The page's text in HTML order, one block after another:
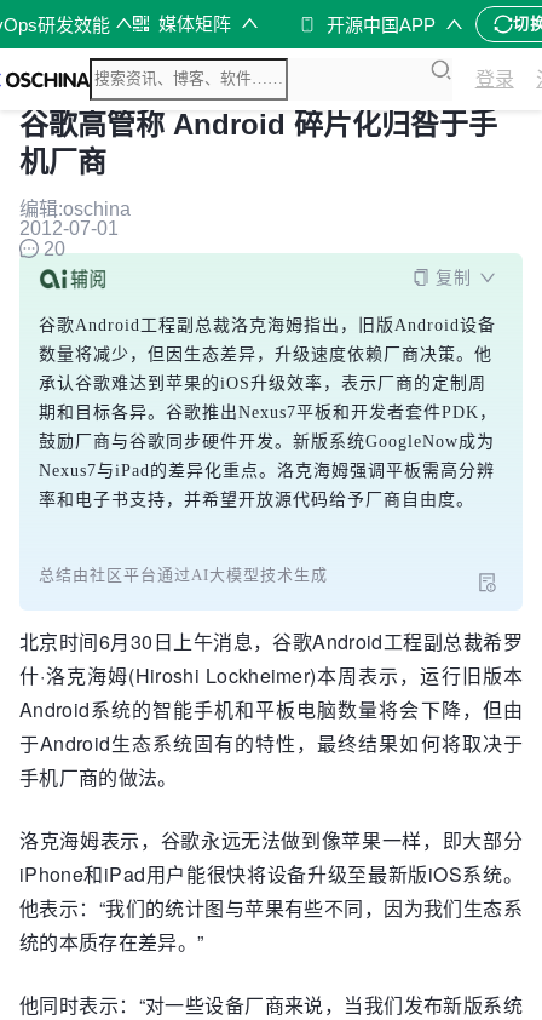
研发效能 媒体矩阵 开源中国APP 切
登录
谷歌高管称 Android 碎片化归咎于手
机厂商
编辑:oschina
2012-07-01
20
复制
谷歌Android工程副总裁洛克海姆指出，旧版Android设备
数量将减少，但因生态差异，升级速度依赖厂商决策。他
承认谷歌难达到苹果的iOS升级效率，表示厂商的定制周
期和目标各异。谷歌推出Nexus7平板和开发者套件PDK，
鼓励厂商与谷歌同步硬件开发。新版系统GoogleNow成为
Nexus7与iPad的差异化重点。洛克海姆强调平板需高分辨
率和电子书支持，并希望开放源代码给予厂商自由度。
总结由社区平台通过AI大模型技术生成
北京时间6月30日上午消息，谷歌Android工程副总裁希罗
什·洛克海姆(Hiroshi Lockheimer)本周表示，运行旧版本
Android系统的智能手机和平板电脑数量将会下降，但由
于Android生态系统固有的特性，最终结果如何将取决于
手机厂商的做法。
洛克海姆表示，谷歌永远无法做到像苹果一样，即大部分
iPhone和iPad用户能很快将设备升级至最新版iOS系统。
他表示：“我们的统计图与苹果有些不同，因为我们生态系
统的本质存在差异。”
他同时表示：“对一些设备厂商来说，当我们发布新版系统